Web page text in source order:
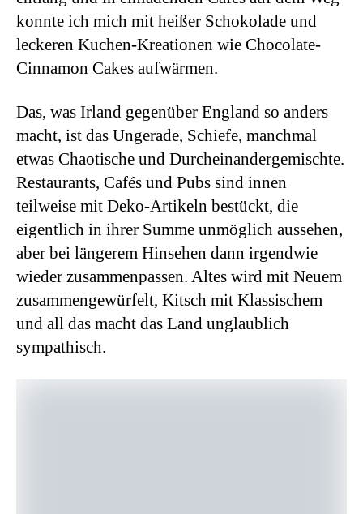
konnte ich mich mit heißer Schokolade und
leckeren Kuchen-Kreationen wie Chocolate-
Cinnamon Cakes aufwärmen.
Das, was Irland gegenüber England so anders
macht, ist das Ungerade, Schiefe, manchmal
etwas Chaotische und Durcheinandergemischte.
Restaurants, Cafés und Pubs sind innen
teilweise mit Deko-Artikeln bestückt, die
eigentlich in ihrer Summe unmöglich aussehen,
aber bei längerem Hinsehen dann irgendwie
wieder zusammenpassen. Altes wird mit Neuem
zusammengewürfelt, Kitsch mit Klassischem
und all das macht das Land unglaublich
sympathisch.